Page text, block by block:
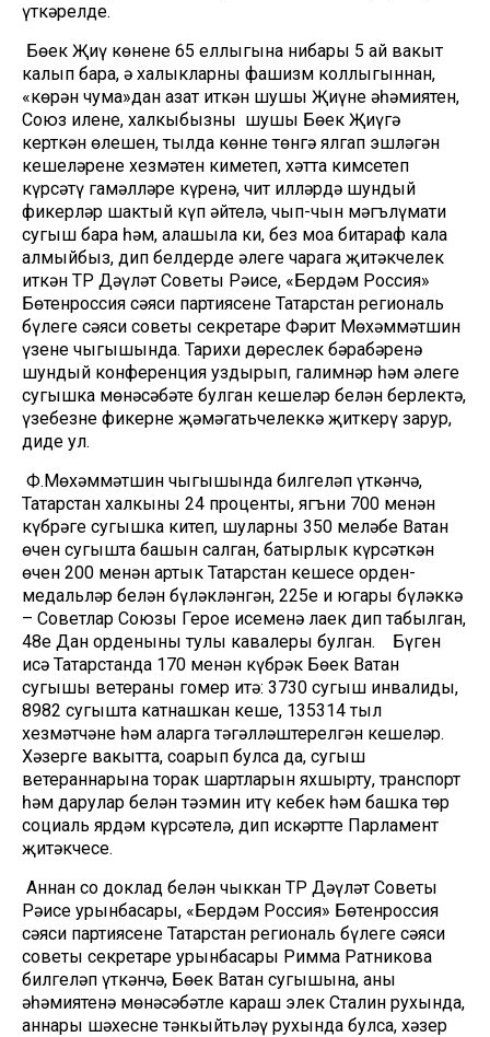
үткәрелде.
Бөек Җиңү көненең 65 еллыгына нибары 5 ай вакыт
калып бара, ә халыкларны фашизм коллыгыннан,
«көрән чума»дан азат иткән шушы Җиңүнең әһәмиятен,
Союз иленең, халкыбызның шушы Бөек Җиңүгә
керткән өлешен, тылда көнне төнгә ялгап эшләгән
кешеләренең хезмәтен киметеп, хәтта кимсетеп
күрсәтү гамәлләре күренә, чит илләрдә шундый
фикерләр шактый күп әйтелә, чып-чын мәгълүмати
сугыш бара һәм, аңлашыла ки, без моңа битараф кала
алмыйбыз, дип белдерде әлеге чарага җитәкчелек
иткән ТР Дәүләт Советы Рәисе, «Бердәм Россия»
Бөтенроссия сәяси партиясенең Татарстан региональ
бүлеге сәяси советы секретаре Фәрит Мөхәммәтшин
үзенең чыгышында. Тарихи дөреслек бәрабәренә
шундый конференция уздырып, галимнәр һәм әлеге
сугышка мөнәсәбәте булган кешеләр белән берлектә,
үзебезнең фикерне җәмәгатьчелеккә җиткерү зарур,
диде ул.
Ф.Мөхәммәтшин чыгышында билгеләп үткәнчә,
Татарстан халкының 24 проценты, ягъни 700 меңнән
күбрәге сугышка китеп, шуларның 350 меңләбе Ватан
өчен сугышта башын салган, батырлык күрсәткән
өчен 200 меңнән артык Татарстан кешесе орден-
медальләр белән бүләкләнгән, 225е иң югары бүләккә
– Советлар Союзы Герое исеменә лаек дип табылган,
48е Дан орденының тулы кавалеры булган. Бүген
исә Татарстанда 170 меңнән күбрәк Бөек Ватан
сугышы ветераны гомер итә: 3730 сугыш инвалиды,
8982 сугышта катнашкан кеше, 135314 тыл
хезмәтчәне һәм аларга тәңгәлләштерелгән кешеләр.
Хәзерге вакытта, соңарып булса да, сугыш
ветераннарына торак шартларын яхшырту, транспорт
һәм дарулар белән тәэмин итү кебек һәм башка төр
социаль ярдәм күрсәтелә, дип искәртте Парламент
җитәкчесе.
Аннан соң доклад белән чыккан ТР Дәүләт Советы
Рәисе урынбасары, «Бердәм Россия» Бөтенроссия
сәяси партиясенең Татарстан региональ бүлеге сәяси
советы секретаре урынбасары Римма Ратникова
билгеләп үткәнчә, Бөек Ватан сугышына, аның
әһәмиятенә мөнәсәбәтле караш элек Сталин рухында,
аннары шәхесне тәнкыйтьләү рухында булса, хәзер